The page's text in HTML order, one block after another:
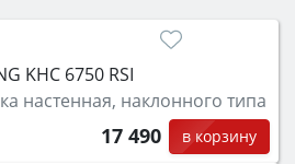
объём 50–70 л для семьи,
гриль, самоочистка,
KHC 6750 RSI
настенная, наклонного типа
17 490 в корзину